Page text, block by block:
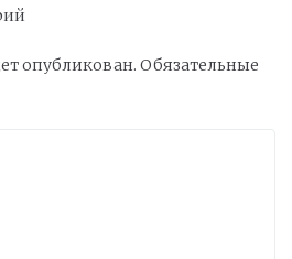
опубликован. Обязательные